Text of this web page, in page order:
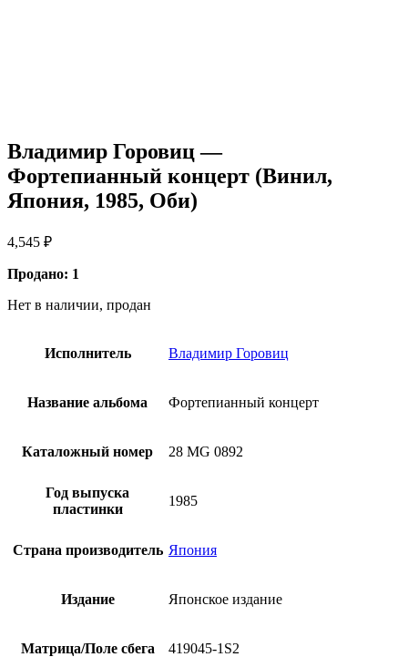
Владимир Горовиц —
Фортепианный концерт (Винил,
Япония, 1985, Оби)
4,545 ₽
Продано: 1
Нет в наличии, продан
Исполнитель Владимир Горовиц
Название альбома Фортепианный концерт
Каталожный номер 28 MG 0892
Год выпуска
пластинки
1985
Страна производитель Япония
Издание Японское издание
Матрица/Поле сбега 419045-1S2